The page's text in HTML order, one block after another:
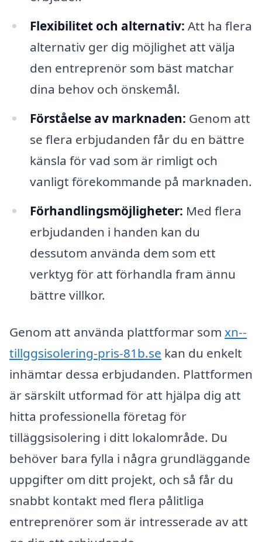
Flexibilitet och alternativ: Att ha flera
alternativ ger dig möjlighet att välja
den entreprenör som bäst matchar
dina behov och önskemål.
Förståelse av marknaden: Genom att
se flera erbjudanden får du en bättre
känsla för vad som är rimligt och
vanligt förekommande på marknaden.
Förhandlingsmöjligheter: Med flera
erbjudanden i handen kan du
dessutom använda dem som ett
verktyg för att förhandla fram ännu
bättre villkor.
Genom att använda plattformar som xn--
tillggsisolering-pris-81b.se kan du enkelt
inhämtar dessa erbjudanden. Plattformen
är särskilt utformad för att hjälpa dig att
hitta professionella företag för
tilläggsisolering i ditt lokalområde. Du
behöver bara fylla i några grundläggande
uppgifter om ditt projekt, och så får du
snabbt kontakt med flera pålitliga
entreprenörer som är intresserade av att